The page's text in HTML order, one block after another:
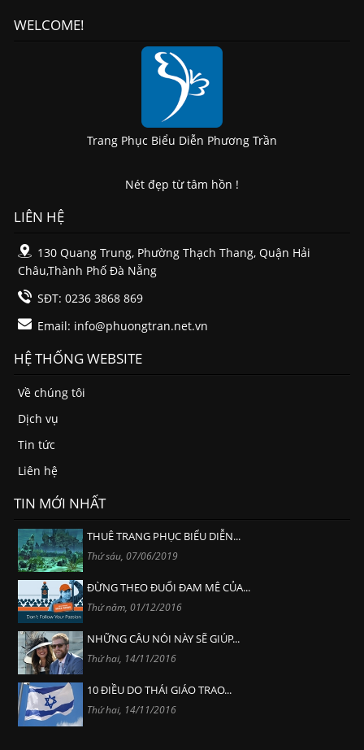
WELCOME!
Trang Phục Biểu Diễn Phương Trần
Nét đẹp từ tâm hồn !
LIÊN HỆ
130 Quang Trung, Phường Thạch Thang, Quận Hải
Châu,Thành Phố Đà Nẵng
SĐT: 0236 3868 869
Email: info@phuongtran.net.vn
HỆ THỐNG WEBSITE
Về chúng tôi
Dịch vụ
Tin tức
Liên hệ
TIN MỚI NHẤT
THUÊ TRANG PHỤC BIỂU DIỄN...
Thứ sáu, 07/06/2019
ĐỪNG THEO ĐUỔI ĐAM MÊ CỦA...
Thứ năm, 01/12/2016
NHỮNG CÂU NÓI NÀY SẼ GIÚP...
Thứ hai, 14/11/2016
10 ĐIỀU DO THÁI GIÁO TRAO...
Thứ hai, 14/11/2016